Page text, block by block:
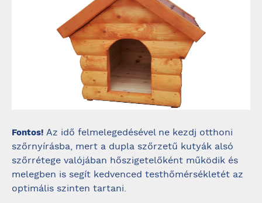
Fontos! Az idő felmelegedésével ne kezdj otthoni
szőrnyírásba, mert a dupla szőrzetű kutyák alsó
szőrrétege valójában hőszigetelőként működik és
melegben is segít kedvenced testhőmérsékletét az
optimális szinten tartani.